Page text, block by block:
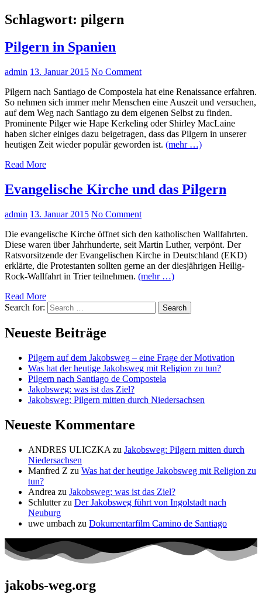
Schlagwort: pilgern
Pilgern in Spanien
admin 13. Januar 2015 No Comment
Pilgern nach Santiago de Compostela hat eine Renaissance erfahren.
So nehmen sich immer mehr Menschen eine Auszeit und versuchen,
auf dem Weg nach Santiago zu dem eigenen Selbst zu finden.
Prominente Pilger wie Hape Kerkeling oder Shirley MacLaine
haben sicher einiges dazu beigetragen, dass das Pilgern in unserer
heutigen Zeit wieder populär geworden ist. (mehr …)
Read More
Evangelische Kirche und das Pilgern
admin 13. Januar 2015 No Comment
Die evangelische Kirche öffnet sich den katholischen Wallfahrten.
Diese waren über Jahrhunderte, seit Martin Luther, verpönt. Der
Ratsvorsitzende der Evangelischen Kirche in Deutschland (EKD)
erklärte, die Protestanten sollten gerne an der diesjährigen Heilig-
Rock-Wallfahrt in Trier teilnehmen. (mehr …)
Read More
Search for:
Search
Neueste Beiträge
Pilgern auf dem Jakobsweg – eine Frage der Motivation
Was hat der heutige Jakobsweg mit Religion zu tun?
Pilgern nach Santiago de Compostela
Jakobsweg: was ist das Ziel?
Jakobsweg: Pilgern mitten durch Niedersachsen
Neueste Kommentare
ANDRES ULICZKA zu Jakobsweg: Pilgern mitten durch
Niedersachsen
Manfred Z zu Was hat der heutige Jakobsweg mit Religion zu
tun?
Andrea zu Jakobsweg: was ist das Ziel?
Schlutterzu Der Jakobsweg führt von Ingolstadt nach
Neuburg
uwe umbach zu Dokumentarfilm Camino de Santiago
jakobs-weg.org